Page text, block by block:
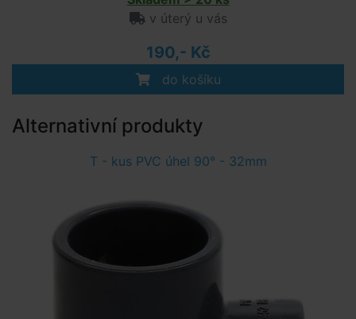
v úterý u vás
190,- Kč
do košíku
Alternativní produkty
T - kus PVC úhel 90° - 32mm